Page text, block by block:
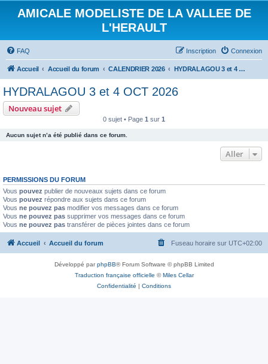
AMICALE MODELISTE DE LA VALLEE DE
L'HERAULT
FAQ Connexion
Inscription
Accueil Accueil du forum CALENDRIER 2026 HYDRALAGOU 3 et 4 OCT 2026
HYDRALAGOU 3 et 4 OCT 2026
Nouveau sujet
0 sujet • Page 1 sur 1
Aucun sujet n’a été publié dans ce forum.
Aller
PERMISSIONS DU FORUM
Vous pouvez publier de nouveaux sujets dans ce forum
Vous pouvez répondre aux sujets dans ce forum
Vous ne pouvez pas modifier vos messages dans ce forum
Vous ne pouvez pas supprimer vos messages dans ce forum
Vous ne pouvez pas transférer de pièces jointes dans ce forum
Accueil Accueil du forum Fuseau horaire sur UTC+02:00
Développé parphpBB® Forum Software © phpBB Limited
Traduction française officielle ©Miles Cellar
Confidentialité | Conditions